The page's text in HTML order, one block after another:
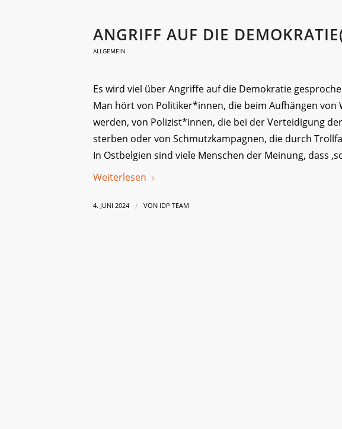
ANGRIFF AUF DIE
ALLGEMEIN
Es wird viel über Angriffe auf die Demokratie
Man hört von Politiker*innen, die beim Aufhängen von
werden, von Polizist*innen, die bei der Verteidigung
sterben oder von Schmutzkampagnen, die durch
In Ostbelgien sind viele Menschen der Meinung, dass
Weiterlesen
4. JUNI 2024 / VON IDP TEAM